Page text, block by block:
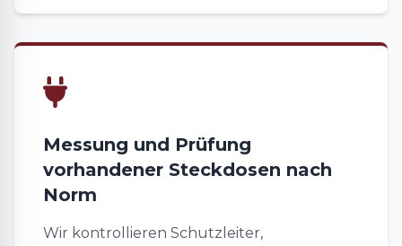
Messung und Prüfung
vorhandener Steckdosen nach
Norm
Wir kontrollieren Schutzleiter,